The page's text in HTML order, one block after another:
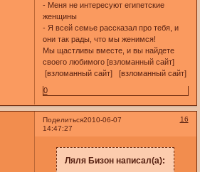
- Меня не интересуют египетские
женщины
- Я всей семье рассказал про тебя, и
они так рады, что мы женимся!
Мы щастливы вместе, и вы найдете
своего любимого [взломанный сайт]
[взломанный сайт] [взломанный сайт]
0
Поделиться 16
2010-06-07
14:47:27
Ляля Бизон написал(а):